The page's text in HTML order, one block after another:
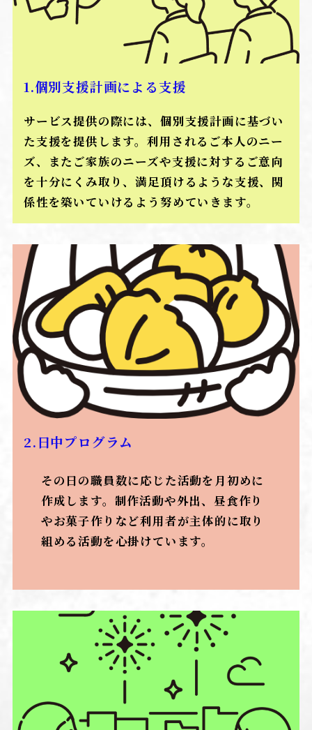
1.個別支援計画による支援
サービス提供の際には、個別支援計画に基づい
た支援を提供します。利用されるご本人のニー
ズ、またご家族のニーズや支援に対するご意向
を十分にくみ取り、満足頂けるような支援、関
係性を築いていけるよう努めていきます。
2.日中プログラム
その日の職員数に応じた活動を月初めに
作成します。制作活動や外出、昼食作り
やお菓子作りなど利用者が主体的に取り
組める活動を心掛けています。